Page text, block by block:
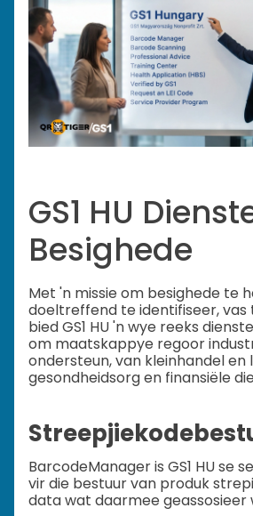
GS1 HU
Besighede
Met 'n missie om besighede te
doeltreffend te identifiseer, vas
bied GS1 HU 'n wye reeks
om maatskappye regoor
ondersteun, van kleinhandel en
gesondheidsorg en finansiële
BarcodeManager is GS1 HU se
vir die bestuur van produk
data wat daarmee geassosieer